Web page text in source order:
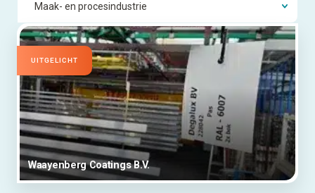
UITGELICHT
Waayenberg Coatings B.V.